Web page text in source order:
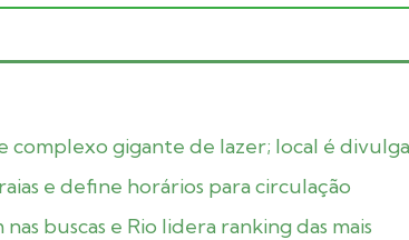
complexo gigante de lazer; local é
e define horários para circulação
buscas e Rio lidera ranking das mais